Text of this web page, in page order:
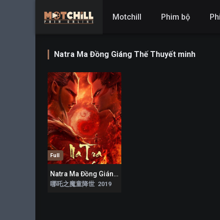
Motchill Phim bộ
Natra Ma Đồng Giáng Thế Thuyết minh
Full
6.4
Natra Ma Đồng Giáng Thế
哪吒之魔童降世 2019